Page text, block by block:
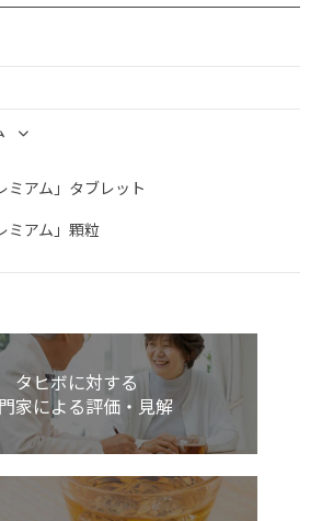
ミアム」タブレット
ミアム」顆粒
タヒボに対する
家による評価・見解